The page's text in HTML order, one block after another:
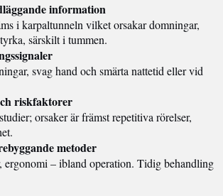
information
i karpaltunneln vilket orsakar domningar,
särskilt i tummen.
svag hand och smärta nattetid eller vid
riskfaktorer
orsaker är främst repetitiva rörelser,
metoder
ergonomi – ibland operation. Tidig behandling